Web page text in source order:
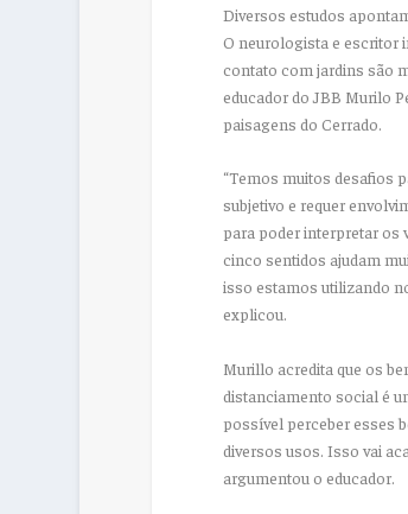
Diversos estudos
O neurologista e escritor
contato com jardins são
educador do JBB Murilo
paisagens do Cerrado.
“Temos muitos desafios
subjetivo e requer
para poder interpretar os
cinco sentidos ajudam
isso estamos utilizando
explicou.
Murillo acredita que os
distanciamento social é
possível perceber esses
diversos usos. Isso vai
argumentou o educador.